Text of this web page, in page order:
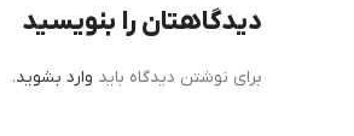
دیدگاهتان را بنویسید
برای نوشتن دیدگاه باید وارد بشوید.